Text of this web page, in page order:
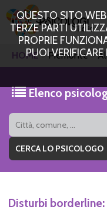
QUESTO SITO
TERZE PARTI
PROPRIE
PUOI
HOME Piemonte
Elenco
Disturbi